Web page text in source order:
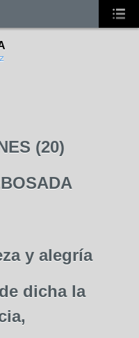
(20)
y alegría
dicha la